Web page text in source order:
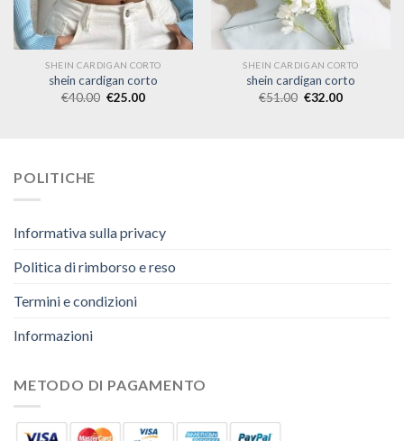
SHEIN CARDIGAN CORTO
shein cardigan corto
€40.00 €25.00
SHEIN CARDIGAN CORTO
shein cardigan corto
€51.00 €32.00
POLITICHE
Informativa sulla privacy
Politica di rimborso e reso
Termini e condizioni
Informazioni
METODO DI PAGAMENTO